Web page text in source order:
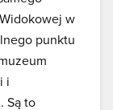
w
punktu
i
Są to